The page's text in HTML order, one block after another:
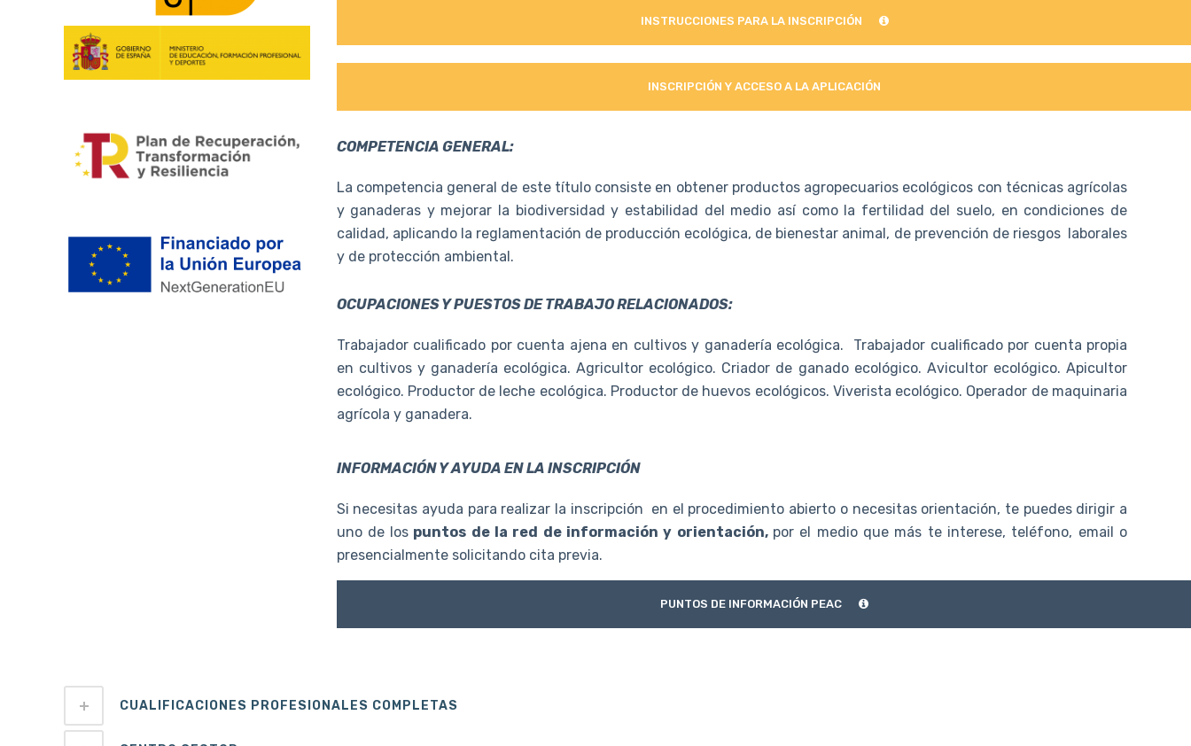
INSTRUCCIONES PARA LA INSCRIPCIÓN
INSCRIPCIÓN Y ACCESO A LA APLICACIÓN
COMPETENCIA GENERAL:
La competencia general de este título consiste en obtener productos agropecuarios ecológicos con técnicas agrícolas
y ganaderas y mejorar la biodiversidad y estabilidad del medio así como la fertilidad del suelo, en condiciones de
calidad, aplicando la reglamentación de producción ecológica, de bienestar animal, de prevención de riesgos laborales
y de protección ambiental.
OCUPACIONES Y PUESTOS DE TRABAJO RELACIONADOS:
Trabajador cualificado por cuenta ajena en cultivos y ganadería ecológica. Trabajador cualificado por cuenta propia
en cultivos y ganadería ecológica. Agricultor ecológico. Criador de ganado ecológico. Avicultor ecológico. Apicultor
ecológico. Productor de leche ecológica. Productor de huevos ecológicos. Viverista ecológico. Operador de maquinaria
agrícola y ganadera.
INFORMACIÓN Y AYUDA EN LA INSCRIPCIÓN
Si necesitas ayuda para realizar la inscripción en el procedimiento abierto o necesitas orientación, te puedes dirigir a
uno de los puntos de la red de información y orientación, por el medio que más te interese, teléfono, email o
presencialmente solicitando cita previa.
PUNTOS DE INFORMACIÓN PEAC
CUALIFICACIONES PROFESIONALES COMPLETAS